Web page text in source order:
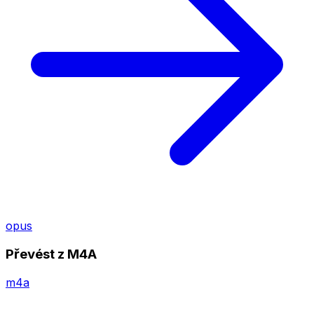
opus
Převést z M4A
m4a